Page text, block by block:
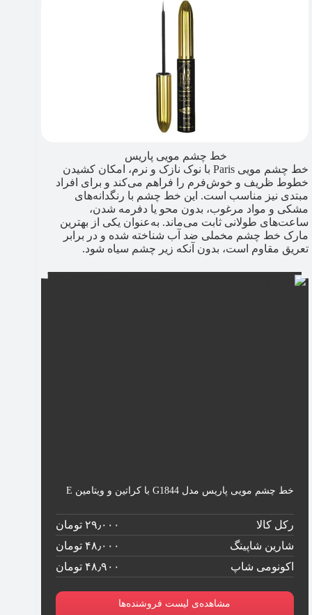
خط چشم مویی پاریس
خط چشم مویی Paris با نوک نازک و نرم، امکان کشیدن
خطوط ظریف و خوش‌فرم را فراهم می‌کند و برای افراد
مبتدی نیز مناسب است. این خط چشم با رنگدانه‌های
مشکی و مواد مرغوب، بدون محو یا دفرمه شدن،
ساعت‌های طولانی ثابت می‌ماند. به‌عنوان یکی از بهترین
مارک خط چشم مخملی ضد آب شناخته شده و در برابر
تعریق مقاوم است، بدون آنکه زیر چشم سیاه شود.
خط چشم مویی پاریس مدل G1844 با کراتین و ویتامین E
رکل کالا
۲۹٫۰۰۰ تومان
شارین شاپینگ
۴۸٫۰۰۰ تومان
اکونومی شاپ
۴۸٫۹۰۰ تومان
مشاهده‌ی لیست فروشنده‌ها